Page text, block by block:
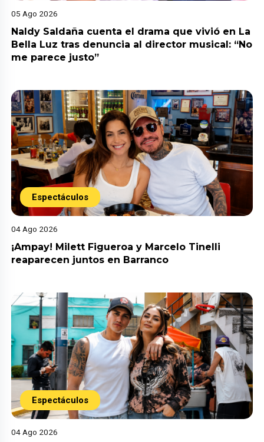
05 Ago 2026
Naldy Saldaña cuenta el drama que vivió en La
Bella Luz tras denuncia al director musical: “No
me parece justo”
Espectáculos
04 Ago 2026
¡Ampay! Milett Figueroa y Marcelo Tinelli
reaparecen juntos en Barranco
Espectáculos
04 Ago 2026